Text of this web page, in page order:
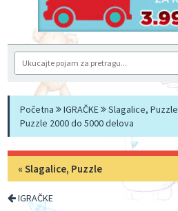
Početna IGRAČKE Slagalice, Puzzle
Puzzle 2000 do 5000 delova
«Slagalice, Puzzle
IGRAČKE